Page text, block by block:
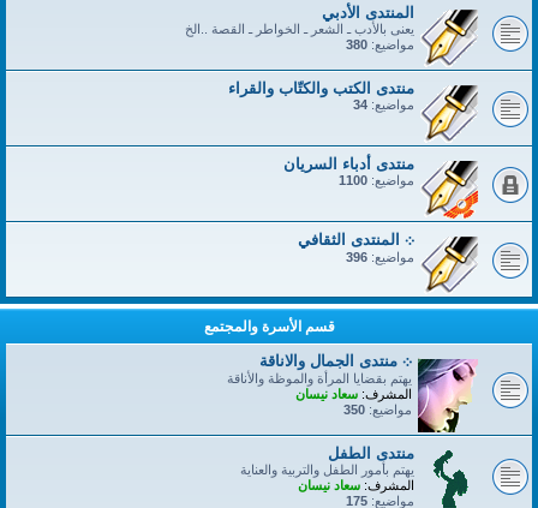
المنتدى الأدبي
يعنى بالأدب ـ الشعر ـ الخواطر ـ القصة ..الخ
مواضيع: 380
منتدى الكتب والكتّاب والقراء
مواضيع: 34
منتدى أدباء السريان
مواضيع: 1100
܀ المنتدى الثقافي
مواضيع: 396
قسم الأسرة والمجتمع
܀ منتدى الجمال والاناقة
يهتم بقضايا المرأة والموظة والأناقة
المشرف: سعاد نيسان
مواضيع: 350
منتدى الطفل
يهتم بأمور الطفل والتربية والعناية
المشرف: سعاد نيسان
مواضيع: 175